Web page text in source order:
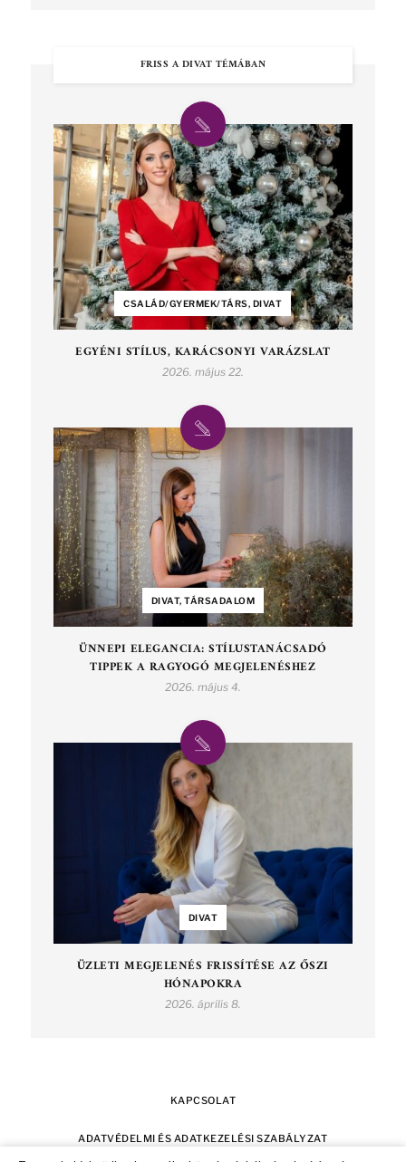
FRISS A DIVAT TÉMÁBAN
CSALÁD/GYERMEK/TÁRS, DIVAT
EGYÉNI STÍLUS, KARÁCSONYI VARÁZSLAT
2026. május 22.
DIVAT, TÁRSADALOM
ÜNNEPI ELEGANCIA: STÍLUSTANÁCSADÓ
TIPPEK A RAGYOGÓ MEGJELENÉSHEZ
2026. május 4.
DIVAT
ÜZLETI MEGJELENÉS FRISSÍTÉSE AZ ŐSZI
HÓNAPOKRA
2026. április 8.
KAPCSOLAT
ADATVÉDELMI ÉS ADATKEZELÉSI SZABÁLYZAT